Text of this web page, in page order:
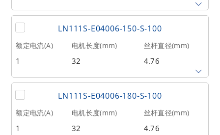
2 9 0.1
丝杆导程(mm) 丝杆长度(mm) 额定推力(N
@300RPM)
相数 转子惯量(g•cm²) 重量(kg)
2 9 0.1
LN111S-E04006-150-S-100
额定电流(A) 电机长度(mm) 丝杆直径(mm)
1 32 4.76
丝杆导程(mm) 丝杆长度(mm) 额定推力(N
@300RPM)
相数 转子惯量(g•cm²) 重量(kg)
LN111S-E04006-180-S-100
额定电流(A) 电机长度(mm) 丝杆直径(mm)
1 32 4.76